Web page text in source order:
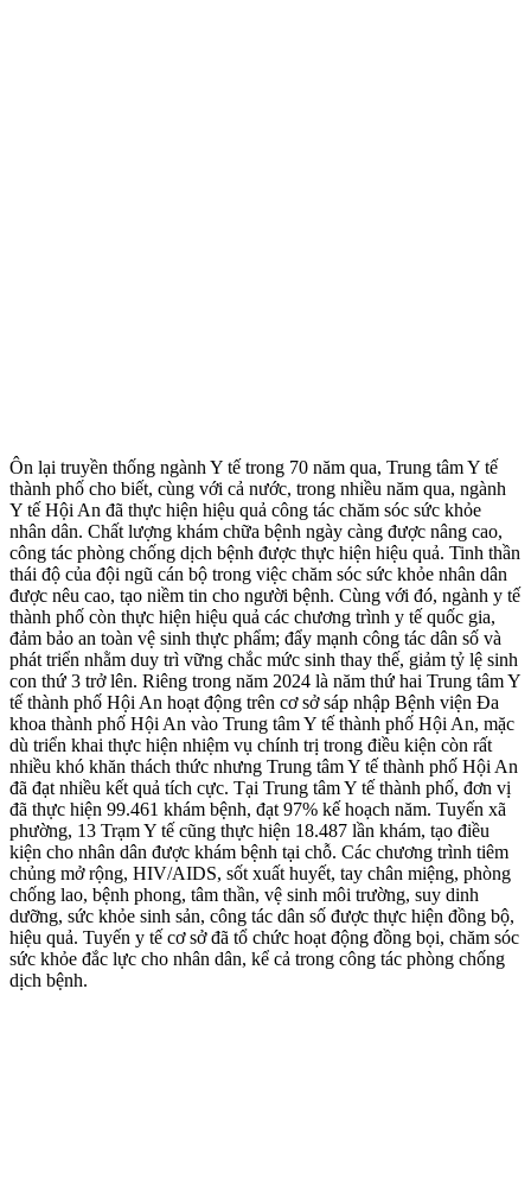
Ôn lại truyền thống ngành Y tế trong 70 năm qua, Trung tâm Y tế
thành phố cho biết, cùng với cả nước, trong nhiều năm qua, ngành
Y tế Hội An đã thực hiện hiệu quả công tác chăm sóc sức khỏe
nhân dân. Chất lượng khám chữa bệnh ngày càng được nâng cao,
công tác phòng chống dịch bệnh được thực hiện hiệu quả. Tinh thần
thái độ của đội ngũ cán bộ trong việc chăm sóc sức khỏe nhân dân
được nêu cao, tạo niềm tin cho người bệnh. Cùng với đó, ngành y tế
thành phố còn thực hiện hiệu quả các chương trình y tế quốc gia,
đảm bảo an toàn vệ sinh thực phẩm; đẩy mạnh công tác dân số và
phát triển nhằm duy trì vững chắc mức sinh thay thế, giảm tỷ lệ sinh
con thứ 3 trở lên. Riêng trong năm 2024 là năm thứ hai Trung tâm Y
tế thành phố Hội An hoạt động trên cơ sở sáp nhập Bệnh viện Đa
khoa thành phố Hội An vào Trung tâm Y tế thành phố Hội An, mặc
dù triển khai thực hiện nhiệm vụ chính trị trong điều kiện còn rất
nhiều khó khăn thách thức nhưng Trung tâm Y tế thành phố Hội An
đã đạt nhiều kết quả tích cực. Tại Trung tâm Y tế thành phố, đơn vị
đã thực hiện 99.461 khám bệnh, đạt 97% kế hoạch năm. Tuyến xã
phường, 13 Trạm Y tế cũng thực hiện 18.487 lần khám, tạo điều
kiện cho nhân dân được khám bệnh tại chỗ. Các chương trình tiêm
chủng mở rộng, HIV/AIDS, sốt xuất huyết, tay chân miệng, phòng
chống lao, bệnh phong, tâm thần, vệ sinh môi trường, suy dinh
dưỡng, sức khỏe sinh sản, công tác dân số được thực hiện đồng bộ,
hiệu quả. Tuyến y tế cơ sở đã tổ chức hoạt động đồng bọi, chăm sóc
sức khỏe đắc lực cho nhân dân, kể cả trong công tác phòng chống
dịch bệnh.